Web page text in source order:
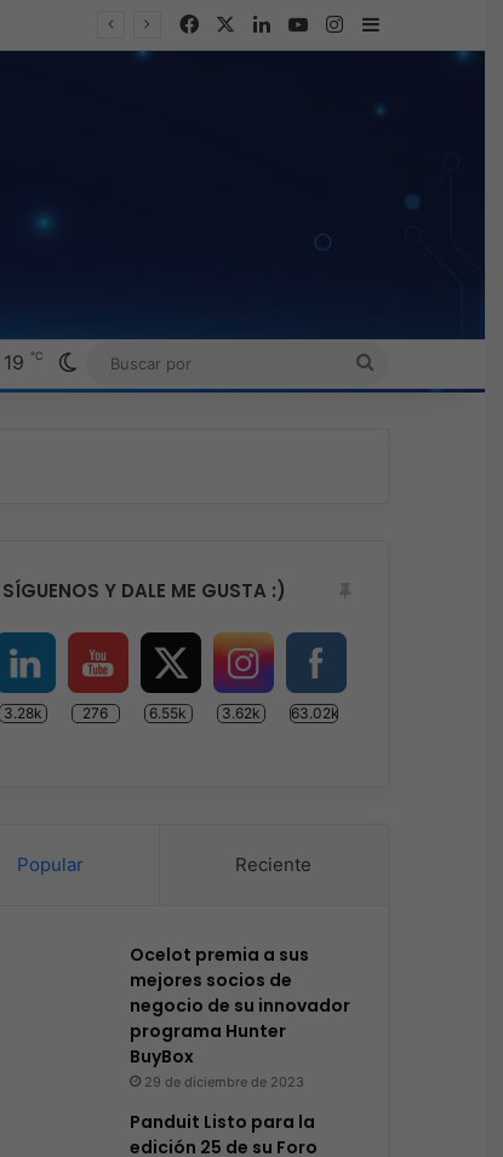
FacebookLinkedInYouTubeInstagram
Barra lateral
19 ℃ Switch skin
BUSCAR
SÍGUENOS Y DALE ME GUSTA :)
3.28k 276 6.55k 3.62k 63.02k
Popular Reciente
Ocelot premia a sus
mejores socios de
negocio de su innovador
programa Hunter
BuyBox
29 de diciembre de 2023
Panduit Listo para la
edición 25 de su Foro